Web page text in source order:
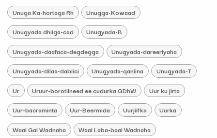
Unuga Ka-hortaga Rh Unugga-Kowaad
Unugyada dhiiga-cad Unugyada-B
Unugyada-daafaca-degdegga Unugyada-dareeriyaha
Unugyada-dilaa-dabiici Unugyada-qaniina Unugyada-T
Ur Uruur-borotiineed ee cudurka GDhW Uur ku jirta
Uur-bacraminta Uur-Beermida Uurjiifka Uurka
Waal Gal Wadnaha Waal Laba-baal Wadnaha